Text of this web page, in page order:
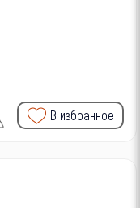
В избранное